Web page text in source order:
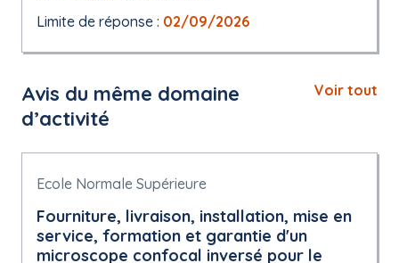
Limite de réponse : 02/09/2026
Avis du même domaine
d’activité
Voir tout
Ecole Normale Supérieure
Fourniture, livraison, installation, mise en
service, formation et garantie d'un
microscope confocal inversé pour le